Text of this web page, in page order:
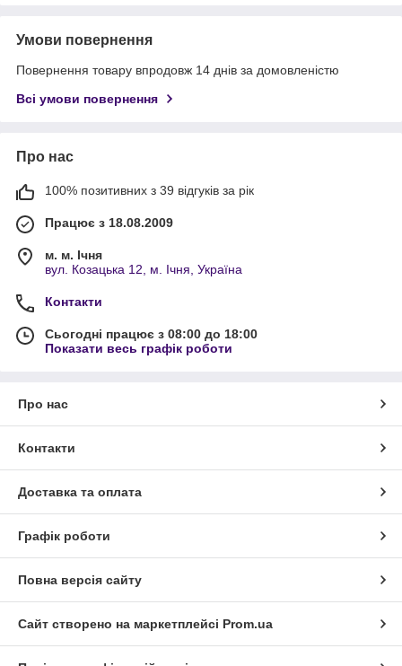
Умови повернення
Повернення товару впродовж 14 днів за домовленістю
Всі умови повернення
Про нас
100% позитивних з 39 відгуків за рік
Працює з 18.08.2009
м. м. Ічня
вул. Козацька 12, м. Ічня, Україна
Контакти
Сьогодні працює з 08:00 до 18:00
Показати весь графік роботи
Про нас
Контакти
Доставка та оплата
Графік роботи
Повна версія сайту
Сайт створено на маркетплейсі Prom.ua